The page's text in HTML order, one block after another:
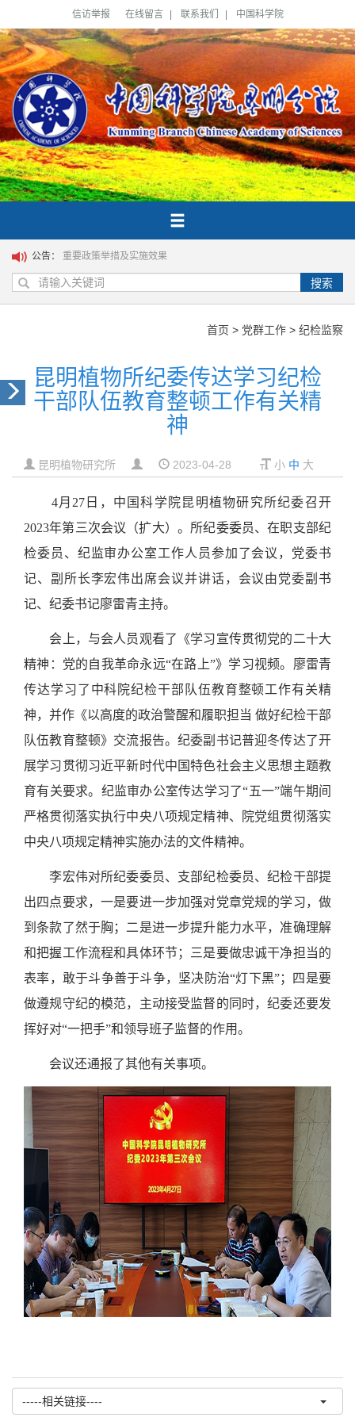
信访举报 在线留言 联系我们 中国科学院
公告： 重要政策举措及实施效果
搜索
首页 > 党群工作 > 纪检监察
昆明植物所纪委传达学习纪检
干部队伍教育整顿工作有关精
神
昆明植物研究所 2023-04-28 小 中 大
4月27日，中国科学院昆明植物研究所纪委召开
2023年第三次会议（扩大）。所纪委委员、在职支部纪
检委员、纪监审办公室工作人员参加了会议，党委书
记、副所长李宏伟出席会议并讲话，会议由党委副书
记、纪委书记廖雷青主持。
会上，与会人员观看了《学习宣传贯彻党的二十大
精神：党的自我革命永远“在路上”》学习视频。廖雷青
传达学习了中科院纪检干部队伍教育整顿工作有关精
神，并作《以高度的政治警醒和履职担当 做好纪检干部
队伍教育整顿》交流报告。纪委副书记普迎冬传达了开
展学习贯彻习近平新时代中国特色社会主义思想主题教
育有关要求。纪监审办公室传达学习了“五一”端午期间
严格贯彻落实执行中央八项规定精神、院党组贯彻落实
中央八项规定精神实施办法的文件精神。
李宏伟对所纪委委员、支部纪检委员、纪检干部提
出四点要求，一是要进一步加强对党章党规的学习，做
到条款了然于胸；二是进一步提升能力水平，准确理解
和把握工作流程和具体环节；三是要做忠诚干净担当的
表率，敢于斗争善于斗争，坚决防治“灯下黑”；四是要
做遵规守纪的模范，主动接受监督的同时，纪委还要发
挥好对“一把手”和领导班子监督的作用。
会议还通报了其他有关事项。
-----相关链接----